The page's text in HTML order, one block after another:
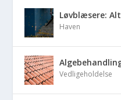
Løvblæsere:
Haven
Vedligeholdelse